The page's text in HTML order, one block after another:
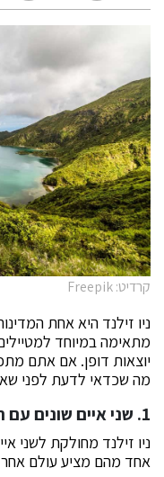
קרדיט: Freepik
ניו זילנד היא אחת
מתאימה במיוחד
יוצאות דופן. אם אתם
מה שכדאי לדעת לפני
1. שני איים שונים עם חוויות שונות
ניו זילנד מחולקת לשני
אחד מהם מציע עולם אחר